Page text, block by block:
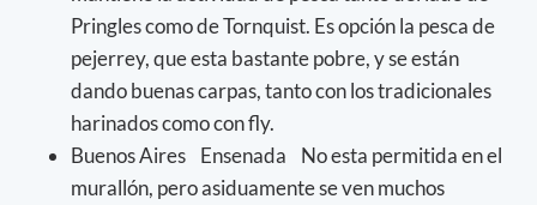
Pringles como de Tornquist. Es opción la pesca de
pejerrey, que esta bastante pobre, y se están
dando buenas carpas, tanto con los tradicionales
harinados como con fly.
Buenos Aires Ensenada No esta permitida en el
murallón, pero asiduamente se ven muchos